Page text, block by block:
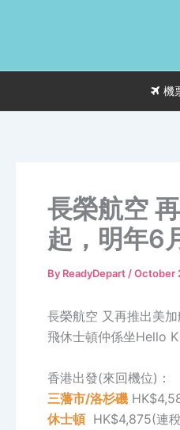
機
長榮航空
起，明年6
By ReadyDepart /October
長榮航空 又再推出美
飛休士頓仲係坐Hello
香港出發(來回機位)：
三藩市/洛杉磯
休士頓 HK$4,875(連